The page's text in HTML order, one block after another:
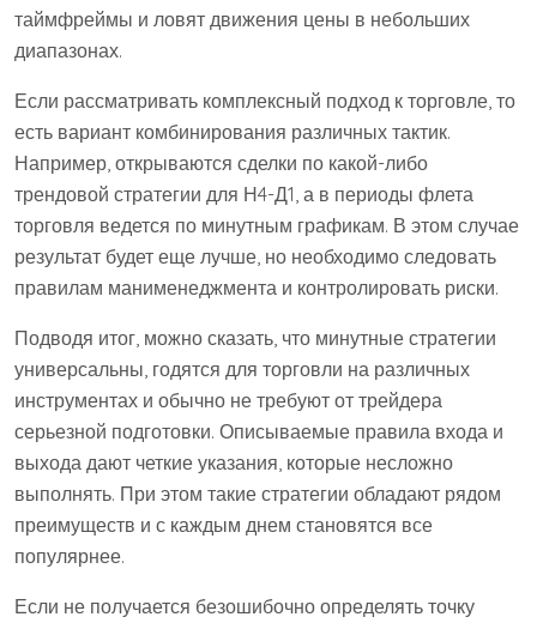
таймфреймы и ловят движения цены в небольших
диапазонах.
Если рассматривать комплексный подход к торговле, то
есть вариант комбинирования различных тактик.
Например, открываются сделки по какой-либо
трендовой стратегии для Н4-Д1, а в периоды флета
торговля ведется по минутным графикам. В этом случае
результат будет еще лучше, но необходимо следовать
правилам манименеджмента и контролировать риски.
Подводя итог, можно сказать, что минутные стратегии
универсальны, годятся для торговли на различных
инструментах и обычно не требуют от трейдера
серьезной подготовки. Описываемые правила входа и
выхода дают четкие указания, которые несложно
выполнять. При этом такие стратегии обладают рядом
преимуществ и с каждым днем становятся все
популярнее.
Если не получается безошибочно определять точку